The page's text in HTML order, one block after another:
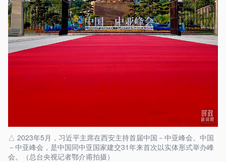
△ 2023年5月，习近平主席在西安主持首届中国－中亚峰会。中国
－中亚峰会，是中国同中亚国家建交31年来首次以实体形式举办峰
会。（总台央视记者鄂介甫拍摄）